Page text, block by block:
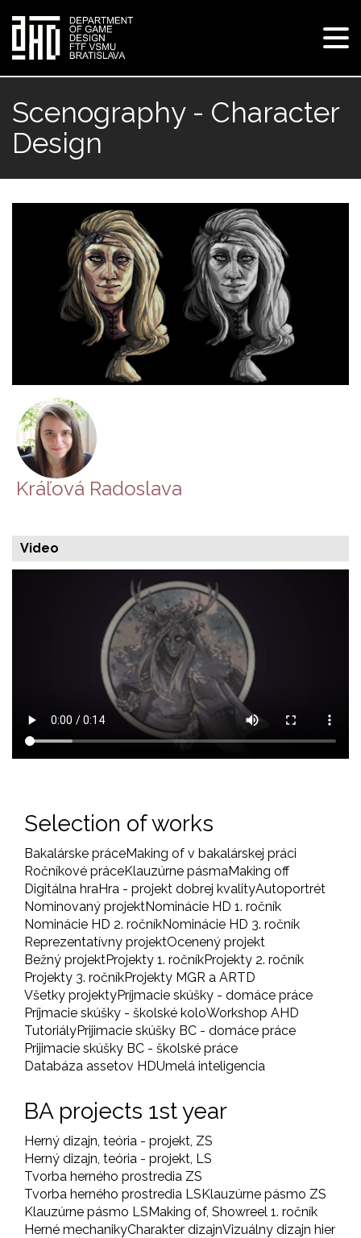
main
content
Scenography - Character
Design
Kráľová Radoslava
Video
Selection of works
Bakalárske práceMaking of v bakalárskej práci
Ročníkové práceKlauzúrne pásmaMaking off
Digitálna hraHra - projekt dobrej kvalityAutoportrét
Nominovaný projektNominácie HD 1. ročník
Nominácie HD 2. ročníkNominácie HD 3. ročník
Reprezentatívny projektOcenený projekt
Bežný projektProjekty 1. ročníkProjekty 2. ročník
Projekty 3. ročníkProjekty MGR a ARTD
Všetky projektyPríjmacie skúšky - domáce práce
Príjmacie skúšky - školské koloWorkshop AHD
TutoriályPrijimacie skúšky BC - domáce práce
Prijimacie skúšky BC - školské práce
Databáza assetov HDUmelá inteligencia
BA projects 1st year
Herný dizajn, teória - projekt, ZS
Herný dizajn, teória - projekt, LS
Tvorba herného prostredia ZS
Tvorba herného prostredia LSKlauzúrne pásmo ZS
Klauzúrne pásmo LSMaking of, Showreel 1. ročník
Herné mechanikyCharakter dizajnVizuálny dizajn hier